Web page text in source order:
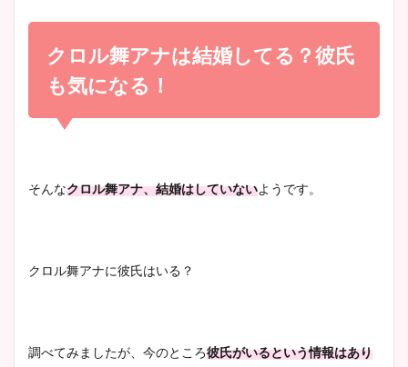
宇賀神メグアナのニット画像
池谷実悠アナのメガネ画像が
小室瑛莉子のカップ画像まと
め！足が美脚でニット衣装も
かわいい！
wikiプロフもチェック！
クロル舞アナは結婚してる？彼氏
も気になる！
そんなクロル舞アナ、結婚はしていないようです。
クロル舞アナに彼氏はいる？
調べてみましたが、今のところ彼氏がいるという情報はあり